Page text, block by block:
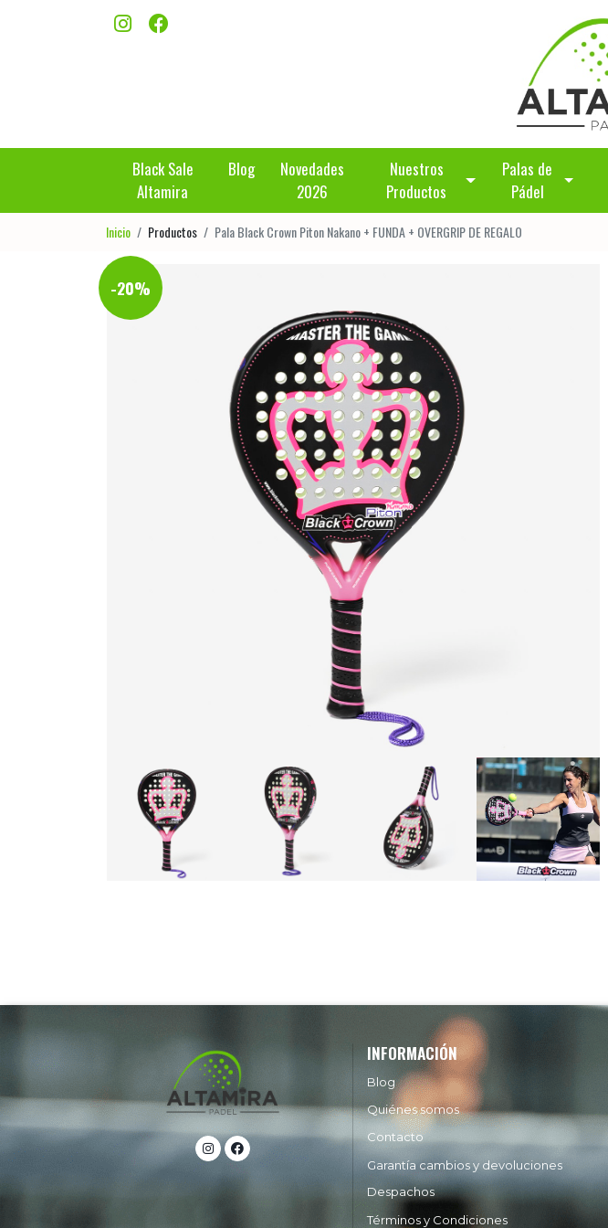
Black Sale
Altamira
Blog
Novedades
2026
Nuestros
Productos
Palas de
Pádel
Inicio Productos Pala Black Crown Piton Nakano + FUNDA + OVERGRIP DE REGALO
-20%
INFORMACIÓN
Blog
Quiénes somos
Contacto
Garantía cambios y devoluciones
Despachos
Términos y Condiciones